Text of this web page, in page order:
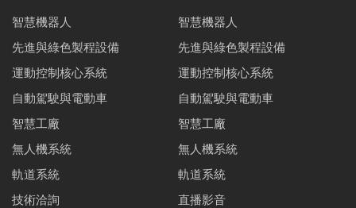
智慧機器人
先進與綠色製程設備
運動控制核心系統
自動駕駛與電動車
智慧工廠
無人機系統
軌道系統
技術洽詢
智慧機器人
先進與綠色製程設備
運動控制核心系統
自動駕駛與電動車
智慧工廠
無人機系統
軌道系統
直播影音